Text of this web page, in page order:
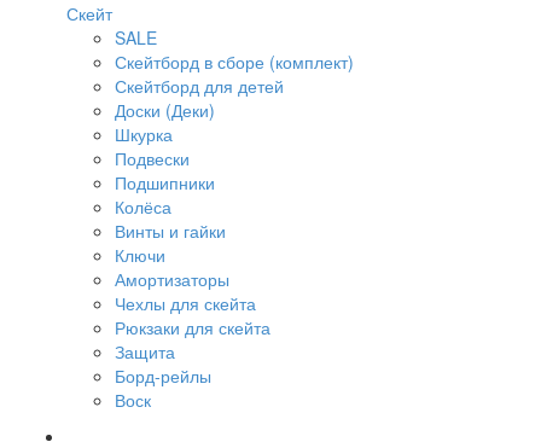
Скейт
SALE
Скейтборд в сборе (комплект)
Скейтборд для детей
Доски (Деки)
Шкурка
Подвески
Подшипники
Колёса
Винты и гайки
Ключи
Амортизаторы
Чехлы для скейта
Рюкзаки для скейта
Защита
Борд-рейлы
Воск